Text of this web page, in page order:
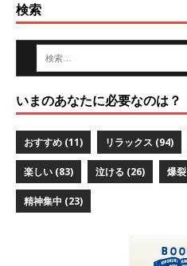
検索
いまのあなたに必要なのは？
おすすめ (11) リラックス (94)
楽しい (83) 泣ける (26) 爆裂
精神集中 (23)